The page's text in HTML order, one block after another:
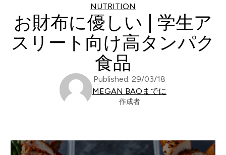
NUTRITION
お財布に優しい | 学生ア
スリート向け高タンパク
食品
Published: 29/03/18
MEGAN BAOまでに
作成者